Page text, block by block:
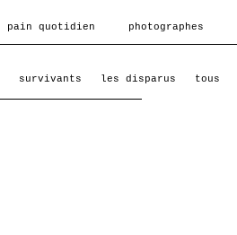
pain quotidien photographes
survivants les disparus tous